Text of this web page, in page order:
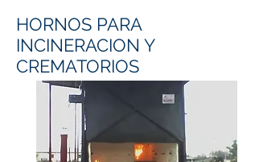
HORNOS PARA
INCINERACION Y
CREMATORIOS